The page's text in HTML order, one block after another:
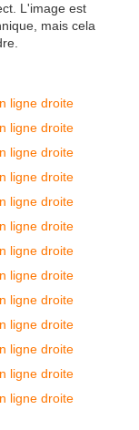
L'image est
mais cela